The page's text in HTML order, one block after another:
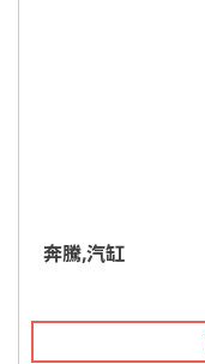
奔騰,汽缸